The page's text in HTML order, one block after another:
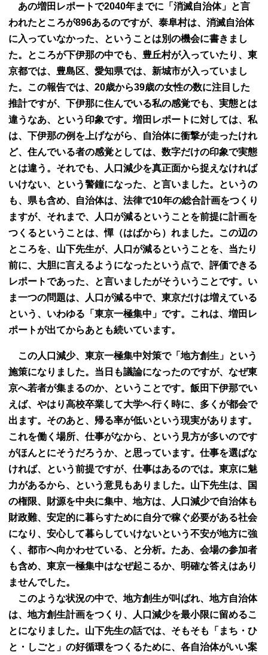
あの増田レポートで2040年までに「消滅自治体」と言
われたところが896あるのですが、泰阜村は、消滅自治体
に入っていなかった、ということは別の機会に書きまし
た。ところが下伊那の中でも、豊丘村が入っていたり、東
京都では、豊島区、愛知県では、新城市が入っていまし
た。この報告では、20歳から39歳の女性の数に注目した
推計ですが、下伊那に住んでいる私の感覚でも、実態とは
違うなあ、という印象です。増田レポートに対しては、私
は、下伊那の例を上げながら、自治体に衝撃が走ったけれ
ど、住んでいる者の感覚としては、数字だけの印象で実態
とは違う。それでも、人口減少を真正面から捉えなければ
いけない、という警鐘になった、と言いました。というの
も、県も含め、自治体は、法律で10年の総合計画をつくり
ますが、それまで、人口が減るということを前提に計画を
つくるということは、憚（はばから）れました。この辺の
ところを、山下先生が、人口が減るということを、当たり
前に、大胆に言えるようになったという点で、評価できる
レポートであった、と言いましたがそういうことです。い
ま一つの問題は、人口が減る中で、東京だけは増えている
という、いわゆる「東京一極集中」です。これは、増田レ
ポートが出てからあとも続いています。
この人口減少、東京一極集中対策で「地方創生」という
施策になりました。当日も議論になったのですが、なぜ東
京へ若者が集まるのか、ということです。飯田下伊那でい
えば、やはり高校卒業して大学へ行く時に、多くが都会で
出ます。そのあと、帰る率が低いという現実があります。
これを働く場所、仕事がなから、という見方が多いのです
がほんとにそうだろうか、と思っています。仕事を選ばな
ければ、という前提ですが、仕事はあるのでは。東京に魅
力があるから、という意見もありました。山下先生は、国
の権限、財源を中央に集中、地方は、人口減少で自治体も
財政難、安定的に暮らすために自分で稼ぐ必要がある社会
になり、安心して暮らしていけないという不安が地方に強
く、都市へ向かわせている、と分析。たあ、会場の参加者
も含め、東京一極集中はなぜ起こるか、明確な答えはあり
ませんでした。
このような状況の中で、地方創生が叫ばれ、地方自治体
は、地方創生計画をつくり、人口減少を最小限に留めるこ
とになりました。山下先生の話では、そもそも「まち・ひ
と・しごと」の好循環をつくるために、各自治体がいい案